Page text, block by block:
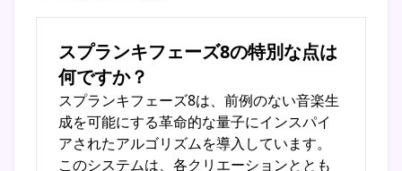
スプランキフェーズ8の特別な点は
何ですか？
スプランキフェーズ8は、前例のない音楽生
成を可能にする革命的な量子にインスパイ
アされたアルゴリズムを導入しています。
このシステムは、各クリエーションととも